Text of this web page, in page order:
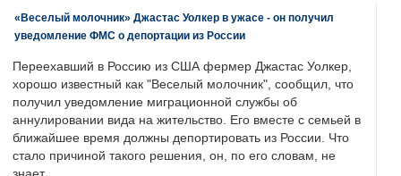
«Веселый молочник» Джастас Уолкер в ужасе - он получил
уведомление ФМС о депортации из России
Переехавший в Россию из США фермер Джастас Уолкер,
хорошо известный как "Веселый молочник", сообщил, что
получил уведомление миграционной службы об
аннулировании вида на жительство. Его вместе с семьей в
ближайшее время должны депортировать из России. Что
стало причиной такого решения, он, по его словам, не